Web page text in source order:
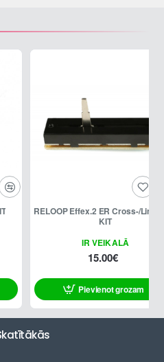
IR VEIKALĀ
RELOOP Effex.2 ER Cross-/
KIT
15.00€
Pievienot grozam